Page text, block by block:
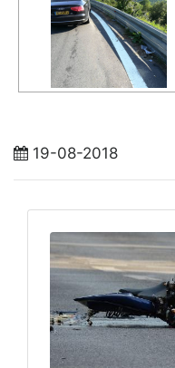
19-08-2018